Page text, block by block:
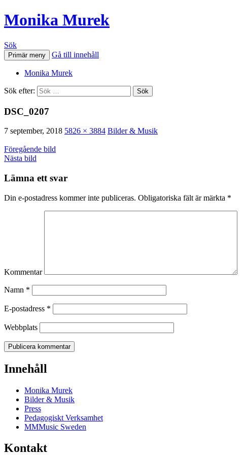
Monika Murek
Sök
Primär meny Gå till innehåll
Monika Murek
Sök efter:
DSC_0207
7 september, 2018 5826 × 3884 Bilder & Musik
Föregående bild
Nästa bild
Lämna ett svar
Din e-postadress kommer inte publiceras. Obligatoriska fält är märkta *
Kommentar
Namn *
E-postadress *
Webbplats
Innehåll
Monika Murek
Bilder & Musik
Press
Pedagogiskt Verksamhet
MMMusic Sweden
Kontakt